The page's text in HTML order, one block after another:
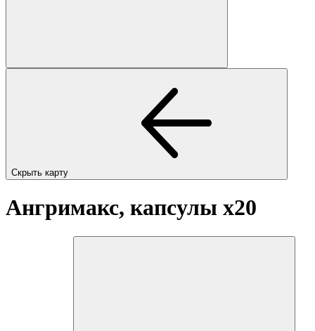
Скрыть карту
Ангримакс, капсулы x20